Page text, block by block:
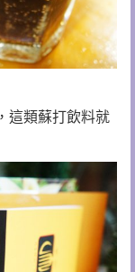
這類蘇打飲料就